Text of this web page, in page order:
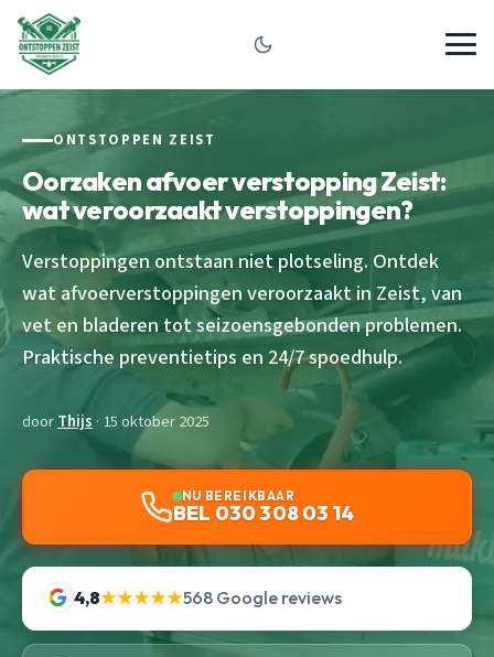
ONTSTOPPEN ZEIST
Oorzaken afvoer verstopping Zeist:
wat veroorzaakt verstoppingen?
Verstoppingen ontstaan niet plotseling. Ontdek
wat afvoerverstoppingen veroorzaakt in Zeist, van
vet en bladeren tot seizoensgebonden problemen.
Praktische preventietips en 24/7 spoedhulp.
doorThijs · 15 oktober 2025
NU BEREIKBAAR
BEL 030 308 03 14
4,8★★★★★568 Google reviews